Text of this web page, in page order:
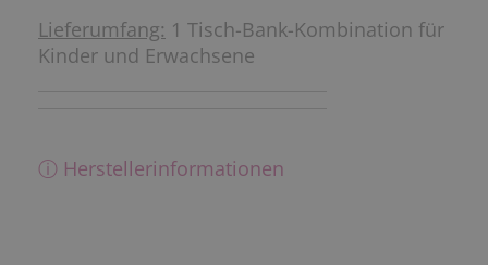
Lieferumfang: 1 Tisch-Bank-Kombination für
Kinder und Erwachsene
ⓘ Herstellerinformationen